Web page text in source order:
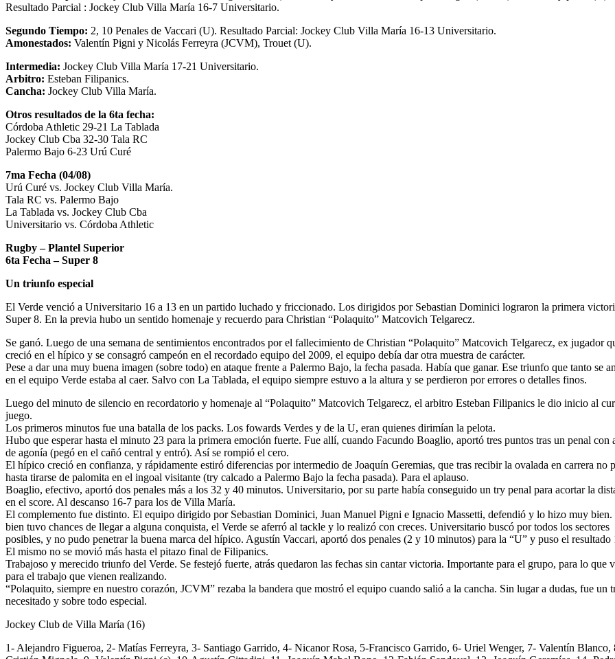
Resultado Parcial : Jockey Club Villa María 16-7 Universitario.
Segundo Tiempo: 2, 10 Penales de Vaccari (U). Resultado Parcial: Jockey Club Villa María 16-13 Universitario.
Amonestados: Valentín Pigni y Nicolás Ferreyra (JCVM), Trouet (U).
Intermedia: Jockey Club Villa María 17-21 Universitario.
Arbitro: Esteban Filipanics.
Cancha: Jockey Club Villa María.
Otros resultados de la 6ta fecha:
Córdoba Athletic 29-21 La Tablada
Jockey Club Cba 32-30 Tala RC
Palermo Bajo 6-23 Urú Curé
7ma Fecha (04/08)
Urú Curé vs. Jockey Club Villa María.
Tala RC vs. Palermo Bajo
La Tablada vs. Jockey Club Cba
Universitario vs. Córdoba Athletic
Rugby – Plantel Superior
6ta Fecha – Super 8
Un triunfo especial
El Verde venció a Universitario 16 a 13 en un partido luchado y friccionado. Los dirigidos por Sebastian Dominici lograron la primera
Super 8. En la previa hubo un sentido homenaje y recuerdo para Christian “Polaquito” Matcovich Telgarecz.
Se ganó. Luego de una semana de sentimientos encontrados por el fallecimiento de Christian “Polaquito” Matcovich Telgarecz, ex jugador
creció en el hípico y se consagró campeón en el recordado equipo del 2009, el equipo debía dar otra muestra de carácter.
Pese a dar una muy buena imagen (sobre todo) en ataque frente a Palermo Bajo, la fecha pasada. Había que ganar. Ese triunfo que tanto se
en el equipo Verde estaba al caer. Salvo con La Tablada, el equipo siempre estuvo a la altura y se perdieron por errores o detalles finos.
Luego del minuto de silencio en recordatorio y homenaje al “Polaquito” Matcovich Telgarecz, el arbitro Esteban Filipanics le dio inicio al
juego.
Los primeros minutos fue una batalla de los packs. Los fowards Verdes y de la U, eran quienes dirimían la pelota.
Hubo que esperar hasta el minuto 23 para la primera emoción fuerte. Fue allí, cuando Facundo Boaglio, aportó tres puntos tras un penal con
de agonía (pegó en el cañó central y entró). Así se rompió el cero.
El hípico creció en confianza, y rápidamente estiró diferencias por intermedio de Joaquín Geremias, que tras recibir la ovalada en carrera no
hasta tirarse de palomita en el ingoal visitante (try calcado a Palermo Bajo la fecha pasada). Para el aplauso.
Boaglio, efectivo, aportó dos penales más a los 32 y 40 minutos. Universitario, por su parte había conseguido un try penal para acortar la
en el score. Al descanso 16-7 para los de Villa María.
El complemento fue distinto. El equipo dirigido por Sebastian Dominici, Juan Manuel Pigni e Ignacio Massetti, defendió y lo hizo muy bien.
bien tuvo chances de llegar a alguna conquista, el Verde se aferró al tackle y lo realizó con creces. Universitario buscó por todos los sectores
posibles, y no pudo penetrar la buena marca del hípico. Agustín Vaccari, aportó dos penales (2 y 10 minutos) para la “U” y puso el resultado
El mismo no se movió más hasta el pitazo final de Filipanics.
Trabajoso y merecido triunfo del Verde. Se festejó fuerte, atrás quedaron las fechas sin cantar victoria. Importante para el grupo, para lo que
para el trabajo que vienen realizando.
“Polaquito, siempre en nuestro corazón, JCVM” rezaba la bandera que mostró el equipo cuando salió a la cancha. Sin lugar a dudas, fue un
necesitado y sobre todo especial.
Jockey Club de Villa María (16)
1- Alejandro Figueroa, 2- Matías Ferreyra, 3- Santiago Garrido, 4- Nicanor Rosa, 5-Francisco Garrido, 6- Uriel Wenger, 7- Valentín Blanco,